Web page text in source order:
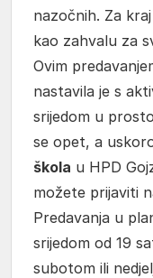
nazočnih. Za
kao zahvalu za
Ovim
nastavila je s
srijedom u
se opet, a
škola u HPD
možete prijaviti
Predavanja u
srijedom od 19
subotom ili